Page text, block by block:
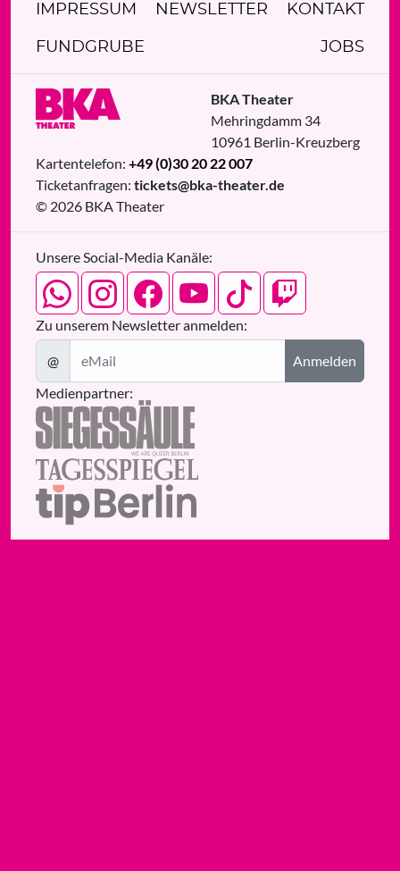
IMPRESSUM NEWSLETTER KONTAKT
FUNDGRUBE JOBS
BKA Theater
Mehringdamm 34
10961 Berlin-Kreuzberg
Kartentelefon: +49 (0)30 20 22 007
Ticketanfragen: tickets@bka-theater.de
© 2026 BKA Theater
Unsere Social-Media Kanäle:
Zu unserem Newsletter anmelden:
@
Anmelden
Medienpartner: